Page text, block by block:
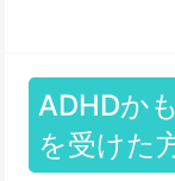
ADHDか
を受けた